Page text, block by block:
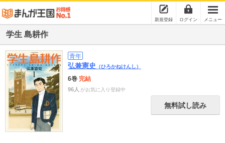
新規登録 ログイン メニュー
学生 島耕作
青年
弘兼憲史 （ひろかねけんし）
6巻 完結
96人 がお気に入り登録中
無料試し読み